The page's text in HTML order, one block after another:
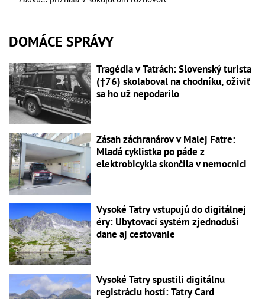
DOMÁCE SPRÁVY
Tragédia v Tatrách: Slovenský turista
(†76) skolaboval na chodníku, oživiť
sa ho už nepodarilo
Zásah záchranárov v Malej Fatre:
Mladá cyklistka po páde z
elektrobicykla skončila v nemocnici
Vysoké Tatry vstupujú do digitálnej
éry: Ubytovací systém zjednoduší
dane aj cestovanie
Vysoké Tatry spustili digitálnu
registráciu hostí: Tatry Card